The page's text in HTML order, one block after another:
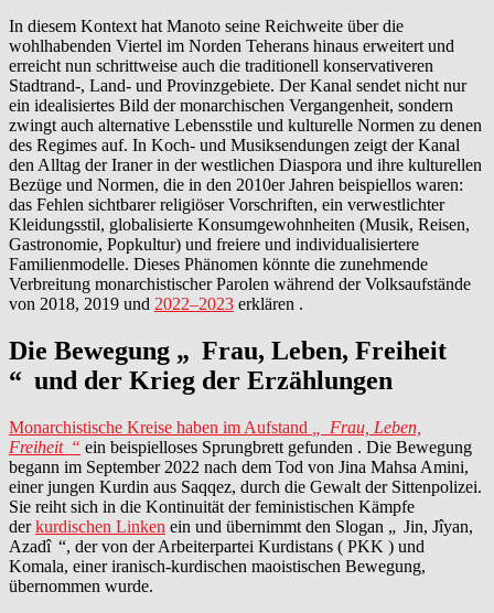
In diesem Kontext hat Manoto seine Reichweite über die
wohlhabenden Viertel im Norden Teherans hinaus erweitert und
erreicht nun schrittweise auch die traditionell konservativeren
Stadtrand-, Land- und Provinzgebiete. Der Kanal sendet nicht nur
ein idealisiertes Bild der monarchischen Vergangenheit, sondern
zwingt auch alternative Lebensstile und kulturelle Normen zu denen
des Regimes auf. In Koch- und Musiksendungen zeigt der Kanal
den Alltag der Iraner in der westlichen Diaspora und ihre kulturellen
Bezüge und Normen, die in den 2010er Jahren beispiellos waren:
das Fehlen sichtbarer religiöser Vorschriften, ein verwestlichter
Kleidungsstil, globalisierte Konsumgewohnheiten (Musik, Reisen,
Gastronomie, Popkultur) und freiere und individualisiertere
Familienmodelle. Dieses Phänomen könnte die zunehmende
Verbreitung monarchistischer Parolen während der Volksaufstände
von 2018, 2019 und 2022–2023 erklären .
Die Bewegung „ Frau, Leben, Freiheit
“ und der Krieg der Erzählungen
Monarchistische Kreise haben im Aufstand
Frau, Leben,
Freiheit “ ein beispielloses Sprungbrett gefunden . Die Bewegung
begann im September 2022 nach dem Tod von Jina Mahsa Amini,
einer jungen Kurdin aus Saqqez, durch die Gewalt der Sittenpolizei.
Sie reiht sich in die Kontinuität der feministischen Kämpfe
derkurdischen Linken ein und übernimmt den Slogan „ Jin, Jîyan,
Azadî “, der von der Arbeiterpartei Kurdistans ( PKK ) und
Komala, einer iranisch-kurdischen maoistischen Bewegung,
übernommen wurde.